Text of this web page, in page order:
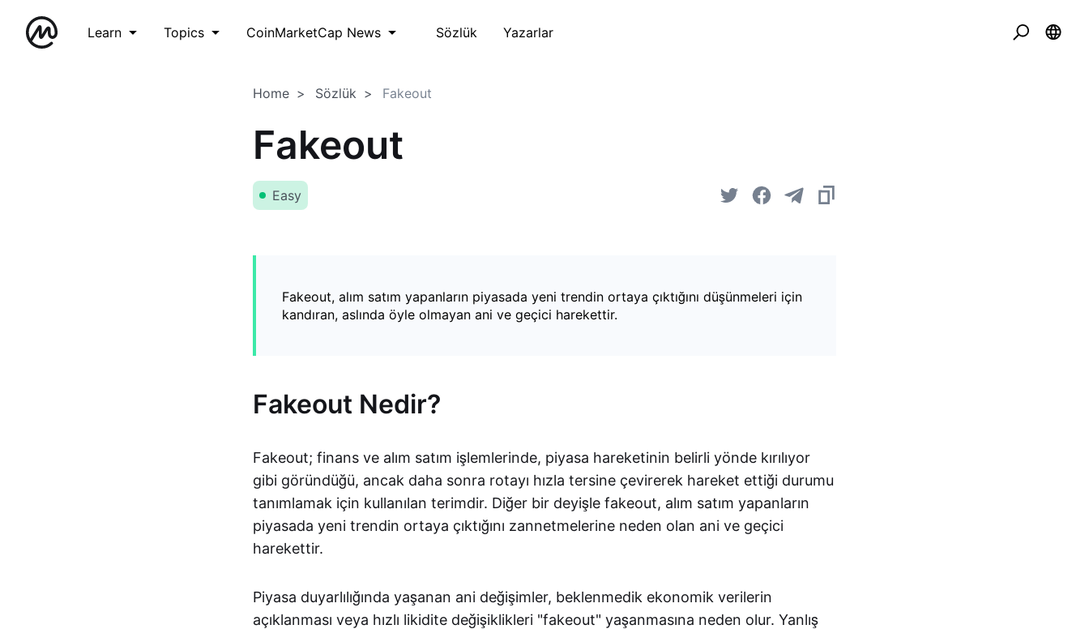
Learn Topics CoinMarketCap News Sözlük Yazarlar
Home Sözlük Fakeout
Fakeout
Easy
Fakeout, alım satım yapanların piyasada yeni trendin ortaya çıktığını düşünmeleri için
kandıran, aslında öyle olmayan ani ve geçici harekettir.
Fakeout Nedir?
Fakeout; finans ve alım satım işlemlerinde, piyasa hareketinin belirli yönde kırılıyor
gibi göründüğü, ancak daha sonra rotayı hızla tersine çevirerek hareket ettiği durumu
tanımlamak için kullanılan terimdir. Diğer bir deyişle fakeout, alım satım yapanların
piyasada yeni trendin ortaya çıktığını zannetmelerine neden olan ani ve geçici
harekettir.
Piyasa duyarlılığında yaşanan ani değişimler, beklenmedik ekonomik verilerin
açıklanması veya hızlı likidite değişiklikleri "fakeout" yaşanmasına neden olur. Yanlış